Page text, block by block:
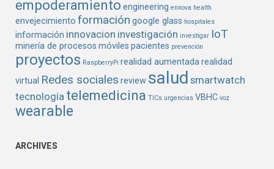
empoderamiento engineering ennova health
envejecimiento formación google glass hospitales
información innovacion investigación investigar IoT
minería de procesos móviles pacientes prevención
proyectos RaspberryPi realidad aumentadarealidad
virtual Redes sociales review salud smartwatch
tecnología telemedicina TICs urgencias VBHC voz
wearable
ARCHIVES